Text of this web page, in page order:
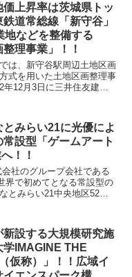
上昇率は茨城県トッ
道常総線「新守谷」
地などを整備する
理事業」！！
は、新守谷駅周辺土地区画
式を用いた土地区画整理事
12月3日に三井住友建設
みらい21に光優によ
常設型「ゲームアート
！！
界で初めてとなる常設型の
とみらい21中央地区52街
新設する大規模研究施
学IMAGINE THE
仮称）」！！広域イ